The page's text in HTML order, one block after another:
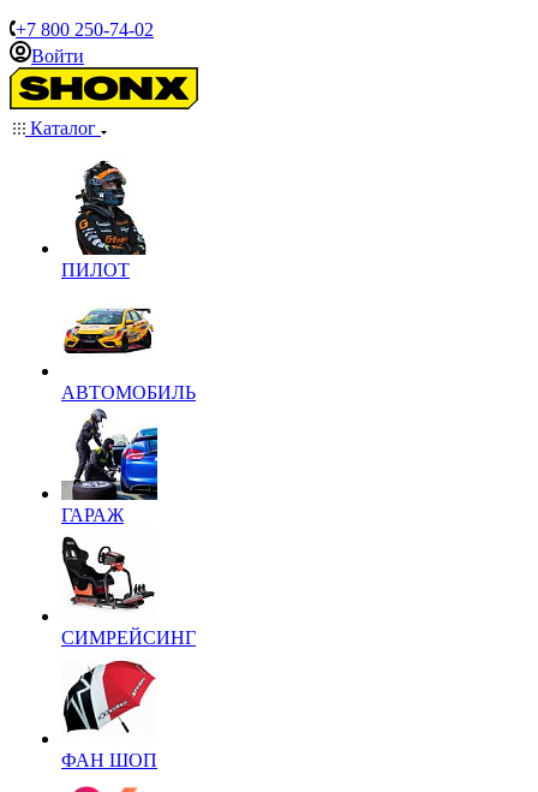
+7 800 250-74-02
Войти
Каталог
ПИЛОТ
АВТОМОБИЛЬ
ГАРАЖ
СИМРЕЙСИНГ
ФАН ШОП